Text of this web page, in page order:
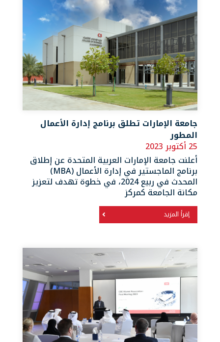
جامعة الإمارات تطلق برنامج إدارة الأعمال
المطور
25 أكتوبر 2023
أعلنت جامعة الإمارات العربية المتحدة عن إطلاق
برنامج الماجستير في إدارة الأعمال (MBA)
المحدث في ربيع 2024، في خطوة تهدف لتعزيز
مكانة الجامعة كمركز
إقرأ المزيد